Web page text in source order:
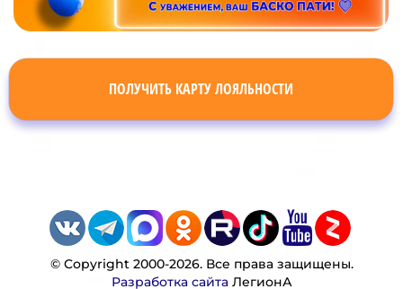
ПОЛУЧИТЬ КАРТУ ЛОЯЛЬНОСТИ
© Copyright 2000-2026. Все права защищены.
Разработка сайтаЛегионА